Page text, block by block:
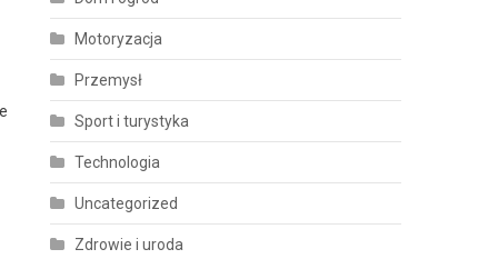
Motoryzacja
Przemysł
Sport i turystyka
Technologia
Uncategorized
Zdrowie i uroda